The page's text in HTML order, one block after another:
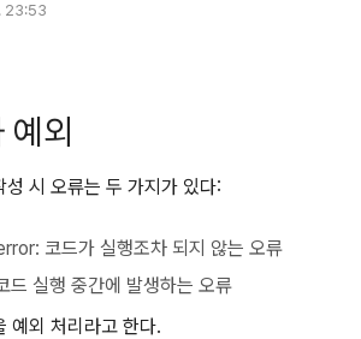
23:53
외
시 오류는 두 가지가 있다:
코드가 실행조차 되지 않는 오류
실행 중간에 발생하는 오류
예외 처리라고 한다.